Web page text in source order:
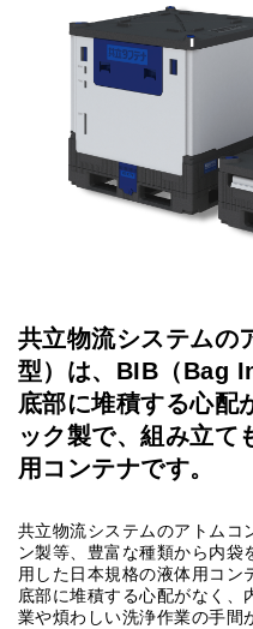
共立物流システムの
型）は、BIB（Bag
底部に堆積する心配
ック製で、組み立て
用コンテナです。
共立物流システムのアトムコ
ン製等、豊富な種類から内
用した日本規格の液体用コン
底部に堆積する心配がなく、
業や煩わしい洗浄作業の手間